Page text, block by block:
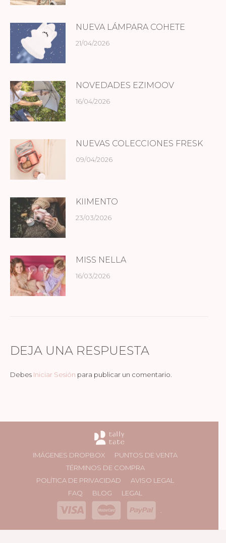
NUEVA LÁMPARA COHETE
21/04/2026
NOVEDADES EZIMOOV
16/04/2026
NUEVAS COLECCIONES FRESK
09/04/2026
KIIMENTO
23/03/2026
MISS NELLA
16/03/2026
DEJA UNA RESPUESTA
Debes Iniciar Sesión para publicar un comentario.
IMÁGENES DROPBOX
PUNTOS DE VENTA
TÉRMINOS DE COMPRA
POLÍTICA DE PRIVACIDAD
AVISO LEGAL
FAQ
BLOG LEGAL